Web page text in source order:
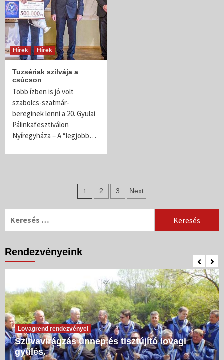
Hírek Hírek
Tuzsériak szilvája a
csúcson
Több ízben is jó volt
szabolcs-szatmár-
bereginek lenni a 20. Gyulai
Pálinkafesztiválon
Nyíregyháza – A “legjobb…
Bejegyzés
navigáció
1 2 3 Next
Keresés:
Rendezvényeink
Lovagrend rendezvényei
Szilvavirágzás ünnep és tisztújító lovagi
gyűlés.